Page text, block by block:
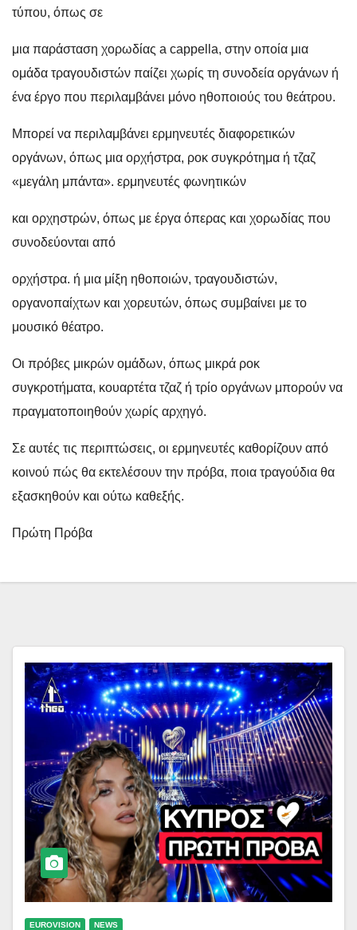
τύπου, όπως σε
μια παράσταση χορωδίας a cappella, στην οποία μια
ομάδα τραγουδιστών παίζει χωρίς τη συνοδεία οργάνων ή
ένα έργο που περιλαμβάνει μόνο ηθοποιούς του θεάτρου.
Μπορεί να περιλαμβάνει ερμηνευτές διαφορετικών
οργάνων, όπως μια ορχήστρα, ροκ συγκρότημα ή τζαζ
«μεγάλη μπάντα». ερμηνευτές φωνητικών
και ορχηστρών, όπως με έργα όπερας και χορωδίας που
συνοδεύονται από
ορχήστρα. ή μια μίξη ηθοποιών, τραγουδιστών,
οργανοπαίχτων και χορευτών, όπως συμβαίνει με το
μουσικό θέατρο.
Οι πρόβες μικρών ομάδων, όπως μικρά ροκ
συγκροτήματα, κουαρτέτα τζαζ ή τρίο οργάνων μπορούν να
πραγματοποιηθούν χωρίς αρχηγό.
Σε αυτές τις περιπτώσεις, οι ερμηνευτές καθορίζουν από
κοινού πώς θα εκτελέσουν την πρόβα, ποια τραγούδια θα
εξασκηθούν και ούτω καθεξής.
Πρώτη Πρόβα
EUROVISION NEWS